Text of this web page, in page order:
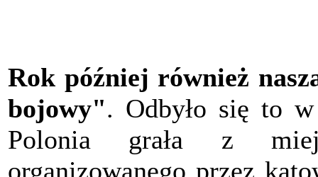
Rok później również
bojowy". Odbyło się to
Polonia grała z
organizowanego przez